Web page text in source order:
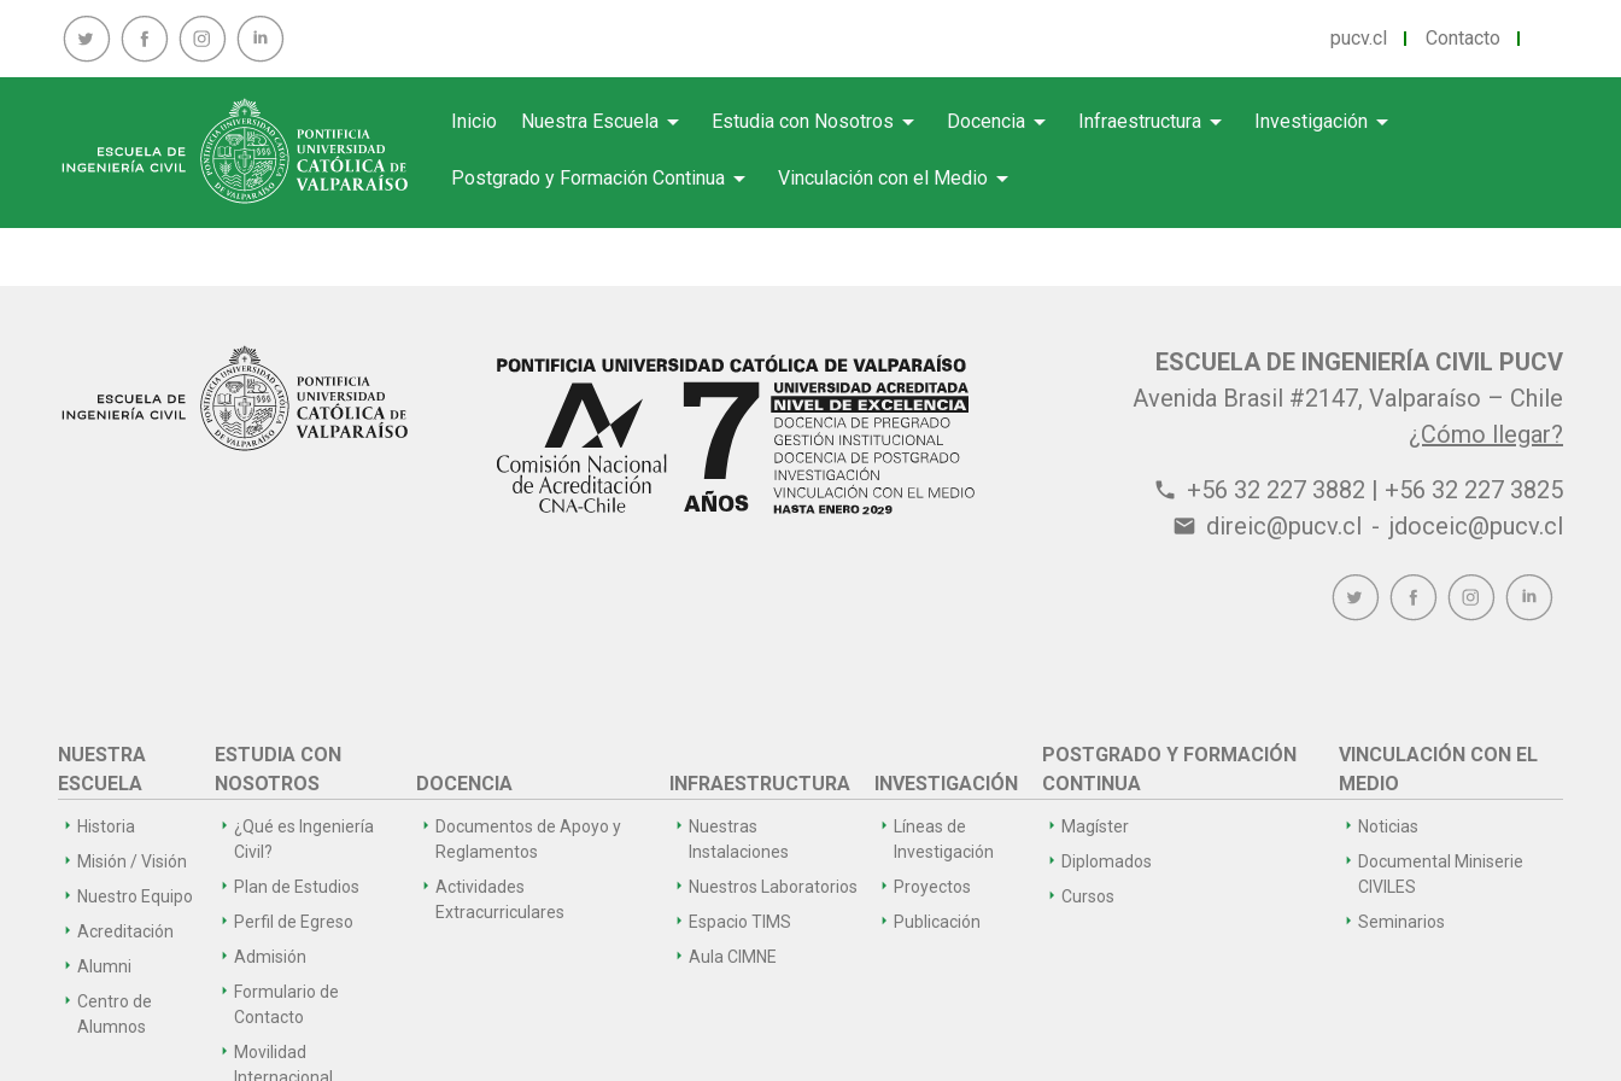
pucv.cl Contacto
Inicio Nuestra Escuela arrow_drop_down Estudia con Nosotros arrow_drop_down Docencia arrow_drop_down Infraestructura arrow_drop_down Investigación arrow_drop_down
Postgrado y Formación Continua arrow_drop_down Vinculación con el Medio arrow_drop_down
ESCUELA DE INGENIERÍA CIVIL PUCV
Avenida Brasil #2147, Valparaíso – Chile
¿Cómo llegar?
phone +56 32 227 3882 | +56 32 227 3825
email direic@pucv.cl - jdoceic@pucv.cl
NUESTRA
ESCUELA
Historia
Misión / Visión
Nuestro Equipo
Acreditación
Alumni
Centro de
Alumnos
ESTUDIA CON
NOSOTROS
¿Qué es Ingeniería
Civil?
Plan de Estudios
Perfil de Egreso
Admisión
Formulario de
Contacto
Movilidad
DOCENCIA
Documentos de Apoyo y
Reglamentos
Actividades
Extracurriculares
INFRAESTRUCTURA
Nuestras
Instalaciones
Nuestros Laboratorios
Espacio TIMS
Aula CIMNE
INVESTIGACIÓN
Líneas de
Investigación
Proyectos
Publicación
POSTGRADO Y FORMACIÓN
CONTINUA
Magíster
Diplomados
Cursos
VINCULACIÓN CON EL
MEDIO
Noticias
Documental Miniserie
CIVILES
Seminarios